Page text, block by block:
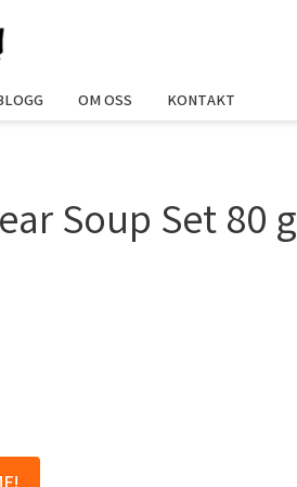
OM OSS KONTAKT
Soup Set 80 g